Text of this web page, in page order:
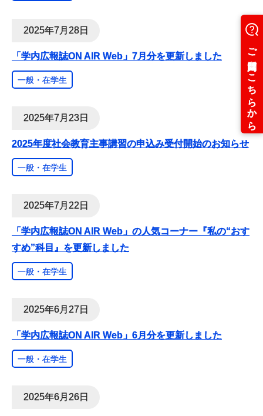
2025年7月28日
「学内広報誌ON AIR Web」7月分を更新しました
一般・在学生
2025年7月23日
2025年度社会教育主事講習の申込み受付開始のお知らせ
一般・在学生
2025年7月22日
「学内広報誌ON AIR Web」の人気コーナー『私の“おす
すめ”科目』を更新しました
一般・在学生
2025年6月27日
「学内広報誌ON AIR Web」6月分を更新しました
一般・在学生
2025年6月26日